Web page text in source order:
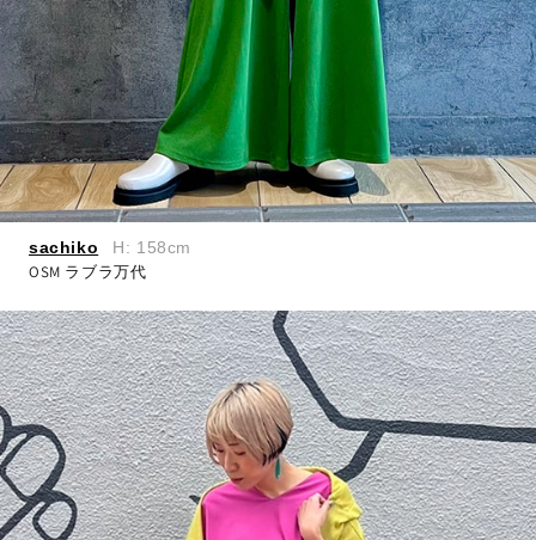
sachiko H: 158cm
OSM ラブラ万代